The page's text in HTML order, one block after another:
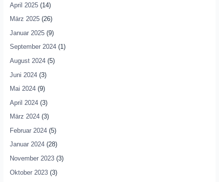
April 2025(14)
März 2025(26)
Januar 2025(9)
September 2024(1)
August 2024(5)
Juni 2024(3)
Mai 2024(9)
April 2024(3)
März 2024(3)
Februar 2024(5)
Januar 2024(28)
November 2023(3)
Oktober 2023(3)